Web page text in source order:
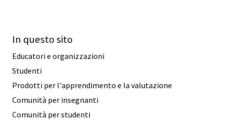
In questo sito
Educatori e organizzazioni
Studenti
Prodotti per l'apprendimento e la valutazione
Comunità per insegnanti
Comunità per studenti